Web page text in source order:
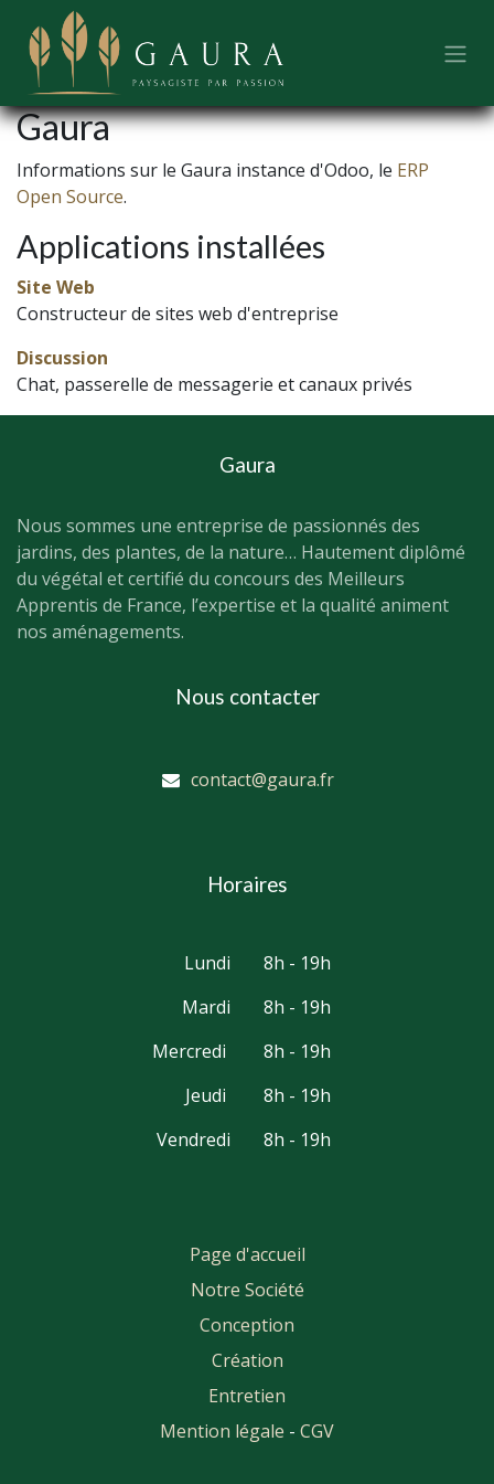
Se rendre au contenu
Gaura
Informations sur le Gaura instance d'Odoo, le ERP
Open Source.
Applications installées
Site Web
Constructeur de sites web d'entreprise
Discussion
Chat, passerelle de messagerie et canaux privés
Gaura
Nous sommes une entreprise de passionnés des
jardins, des plantes, de la nature… Hautement diplômé
du végétal et certifié du concours des Meilleurs
Apprentis de France, l’expertise et la qualité animent
nos aménagements.
Nous contacter
contact@gaura.fr
Horaires
Lundi
Mardi
Mercredi
Jeudi
Vendredi
8h - 19h
8h - 19h
8h - 19h
8h - 19h
8h - 19h
Page d'accueil
Notre Société
Conception
Création
Entretien
Mention légale - CGV